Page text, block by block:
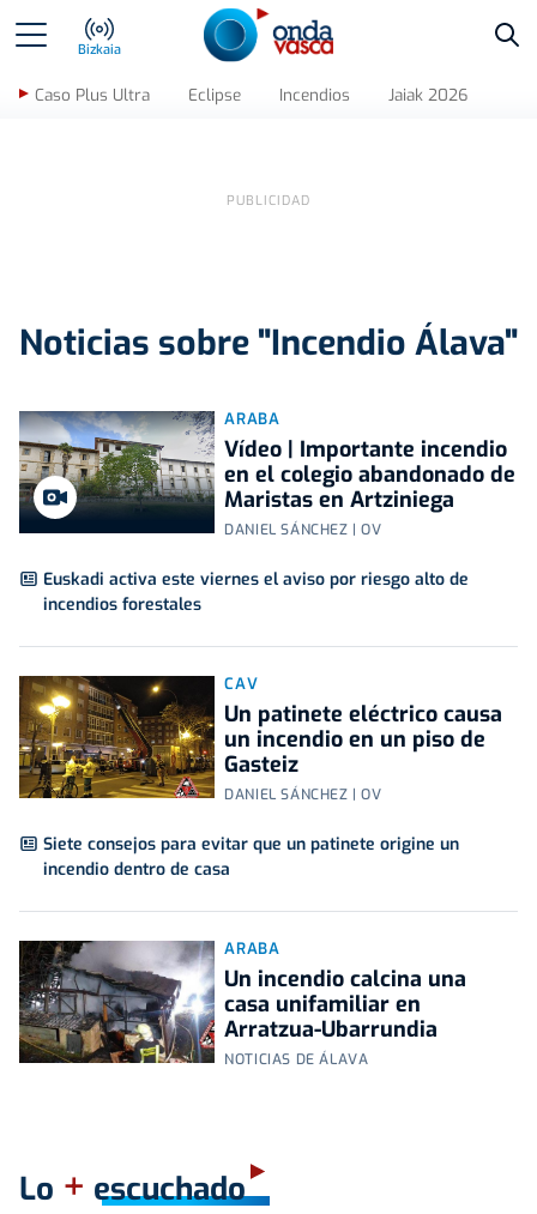
Bizkaia
Caso Plus Ultra Eclipse Incendios Jaiak 2026
Noticias sobre "Incendio Álava"
ARABA
Vídeo | Importante incendio
en el colegio abandonado de
Maristas en Artziniega
DANIEL SÁNCHEZ | OV
Euskadi activa este viernes el aviso por riesgo alto de
incendios forestales
CAV
Un patinete eléctrico causa
un incendio en un piso de
Gasteiz
DANIEL SÁNCHEZ | OV
Siete consejos para evitar que un patinete origine un
incendio dentro de casa
ARABA
Un incendio calcina una
casa unifamiliar en
Arratzua-Ubarrundia
NOTICIAS DE ÁLAVA
Lo + escuchado